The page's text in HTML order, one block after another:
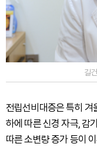
길
전립선비대증은 특히 겨
하에 따른 신경 자극, 감
따른 소변량 증가 등이